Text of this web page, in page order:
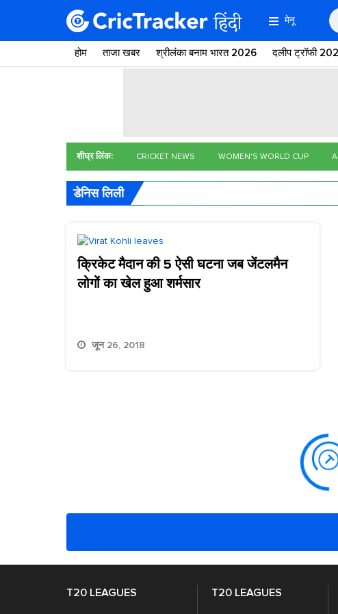
मेनू
होम ताजा खबर श्रीलंका बनाम भारत 2026 दलीप ट्रॉफी
शीघ्र लिंक: CRICKET NEWS WOMEN'S WORLD CUP
डेनिस लिली
क्रिकेट मैदान की 5 ऐसी घटना जब जेंटलमैन
लोगों का खेल हुआ शर्मसार
जून 26, 2018
T20 LEAGUES T20 LEAGUES